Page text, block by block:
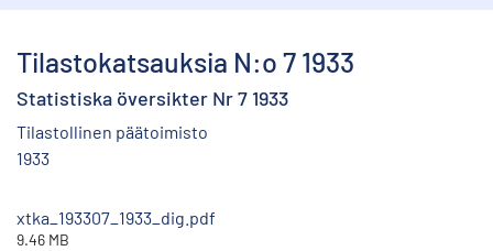
Tilastokatsauksia N:o 7 1933
Statistiska översikter Nr 7 1933
Tilastollinen päätoimisto
1933
xtka_193307_1933_dig.pdf
9.46 MB